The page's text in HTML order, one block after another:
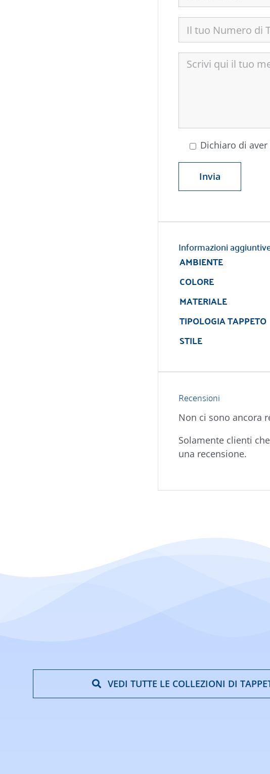
Dichiaro di
Informazioni
AMBIENTE
COLORE
MATERIALE
TIPOLOGIA TAPPETO
STILE
Recensioni
Non ci sono ancora
Solamente clienti
una recensione.
VEDI TUTTE LE COLLEZIONI DI